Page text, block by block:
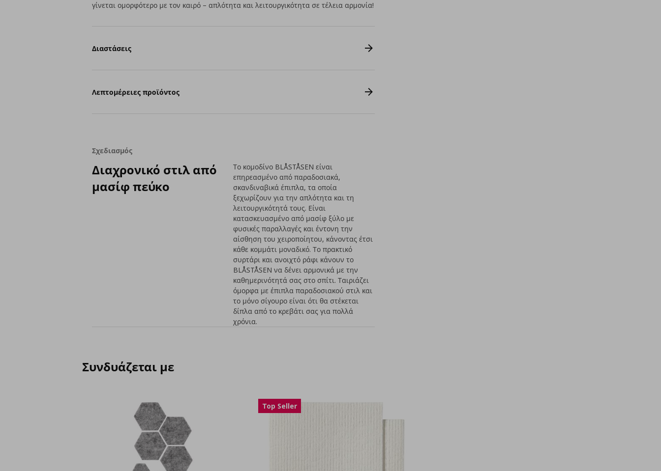
γίνεται ομορφότερο με τον καιρό – απλότητα και λειτουργικότητα σε τέλεια αρμονία!
Διαστάσεις
Λεπτομέρειες προϊόντος
Σχεδιασμός
Διαχρονικό στιλ από
μασίφ πεύκο
Το κομοδίνο BLÅSTÅSEN είναι
επηρεασμένο από παραδοσιακά,
σκανδιναβικά έπιπλα, τα οποία
ξεχωρίζουν για την απλότητα και τη
λειτουργικότητά τους. Είναι
κατασκευασμένο από μασίφ ξύλο με
φυσικές παραλλαγές και έντονη την
αίσθηση του χειροποίητου, κάνοντας έτσι
κάθε κομμάτι μοναδικό. Το πρακτικό
συρτάρι και ανοιχτό ράφι κάνουν το
BLÅSTÅSEN να δένει αρμονικά με την
καθημερινότητά σας στο σπίτι. Ταιριάζει
όμορφα με έπιπλα παραδοσιακού στιλ και
το μόνο σίγουρο είναι ότι θα στέκεται
δίπλα από το κρεβάτι σας για πολλά
χρόνια.
Συνδυάζεται με
Top Seller